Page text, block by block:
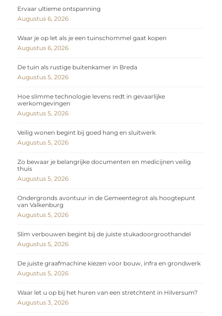
Ervaar ultieme ontspanning
Augustus 6, 2026
Waar je op let als je een tuinschommel gaat kopen
Augustus 6, 2026
De tuin als rustige buitenkamer in Breda
Augustus 5, 2026
Hoe slimme technologie levens redt in gevaarlijke
werkomgevingen
Augustus 5, 2026
Veilig wonen begint bij goed hang en sluitwerk
Augustus 5, 2026
Zo bewaar je belangrijke documenten en medicijnen veilig
thuis
Augustus 5, 2026
Ondergronds avontuur in de Gemeentegrot als hoogtepunt
van Valkenburg
Augustus 5, 2026
Slim verbouwen begint bij de juiste stukadoorgroothandel
Augustus 5, 2026
De juiste graafmachine kiezen voor bouw, infra en grondwerk
Augustus 5, 2026
Waar let u op bij het huren van een stretchtent in Hilversum?
Augustus 3, 2026